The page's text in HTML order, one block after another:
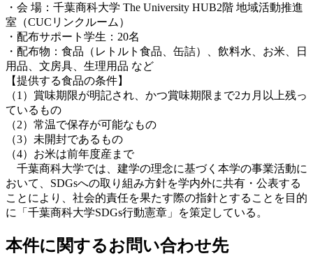
・会 場：千葉商科大学 The University HUB2階 地域活動推進
室（CUCリンクルーム）
・配布サポート学生：20名
・配布物：食品（レトルト食品、缶詰）、飲料水、お米、日
用品、文房具、生理用品 など
【提供する食品の条件】
（1）賞味期限が明記され、かつ賞味期限まで2カ月以上残っ
ているもの
（2）常温で保存が可能なもの
（3）未開封であるもの
（4）お米は前年度産まで
千葉商科大学では、建学の理念に基づく本学の事業活動に
おいて、SDGsへの取り組み方針を学内外に共有・公表する
ことにより、社会的責任を果たす際の指針とすることを目的
に「千葉商科大学SDGs行動憲章」を策定している。
本件に関するお問い合わせ先